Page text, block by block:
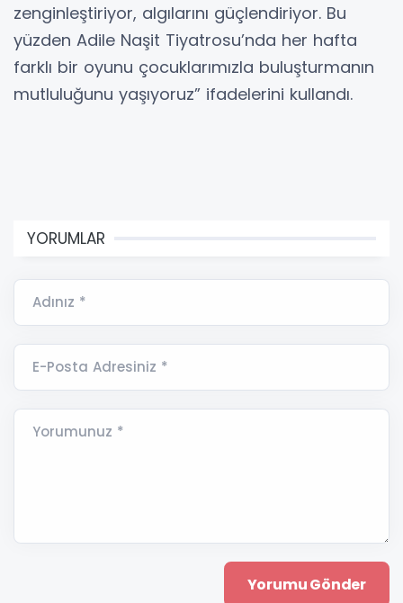
zenginleştiriyor, algılarını güçlendiriyor. Bu
yüzden Adile Naşit Tiyatrosu’nda her hafta
farklı bir oyunu çocuklarımızla buluşturmanın
mutluluğunu yaşıyoruz” ifadelerini kullandı.
YORUMLAR
Adınız *
E-Posta Adresiniz *
Yorumunuz *